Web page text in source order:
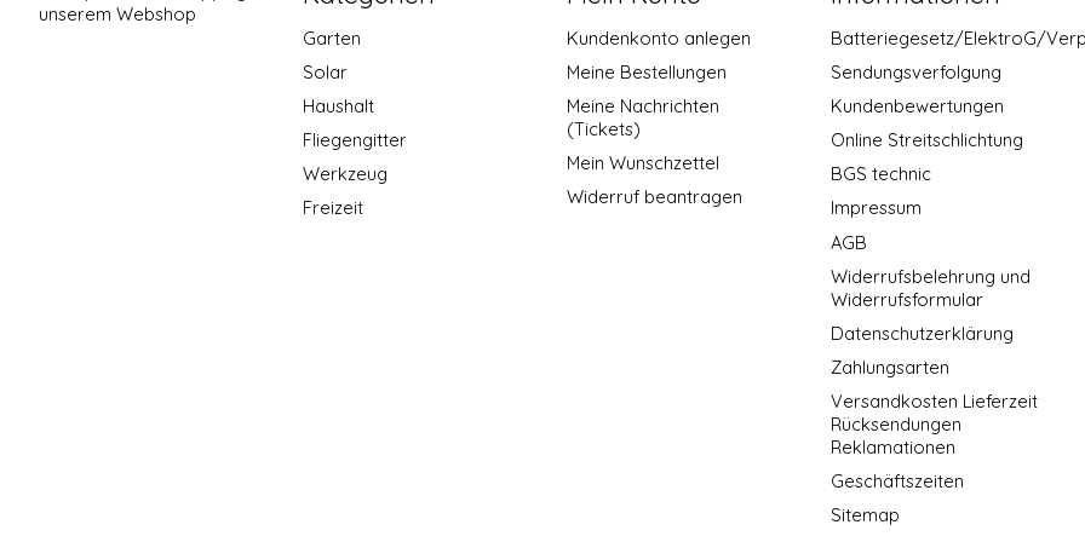
unserem Webshop
Garten
Solar
Haushalt
Fliegengitter
Werkzeug
Freizeit
Kundenkonto anlegen
Meine Bestellungen
Meine Nachrichten
(Tickets)
Mein Wunschzettel
Widerruf beantragen
Batteriegesetz/ElektroG/
Sendungsverfolgung
Kundenbewertungen
Online Streitschlichtung
BGS technic
Impressum
AGB
Widerrufsbelehrung und
Widerrufsformular
Datenschutzerklärung
Zahlungsarten
Versandkosten Lieferzeit
Rücksendungen
Reklamationen
Geschäftszeiten
Sitemap